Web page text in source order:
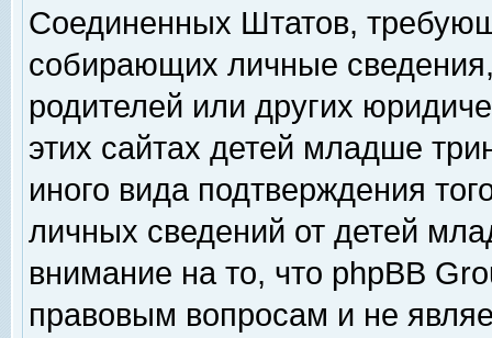
Соединенных Штатов,
собирающих личные
родителей или других
этих сайтах детей младше
иного вида подтверждения
личных сведений от детей
внимание на то, что phpBB
правовым вопросам и не